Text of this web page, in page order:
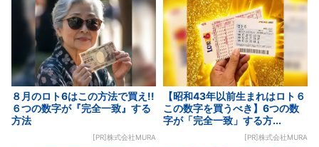
８月のロト6はこの方法で買え!!
６つの数字が『完全一致』する
方法
[PR]株式会社MURA
【昭和43年以前生まれはロト６
この数字を買うべき】6つの数
字が「完全一致」する方...
[PR]株式会社MURA